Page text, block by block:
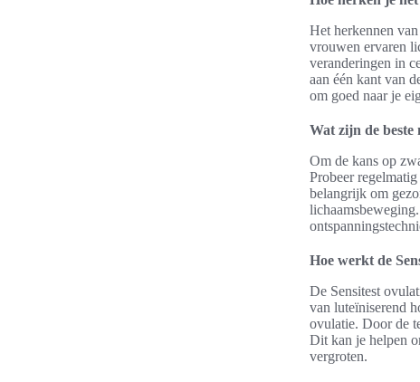
Het herkennen
vrouwen ervaren
veranderingen in
aan één kant van
om goed naar je
Wat zijn de beste
Om de kans op
Probeer
belangrijk om
Hoe werkt de
De Sensitest
van luteïniserend
ovulatie. Door de
Dit kan je helpen
vergroten.